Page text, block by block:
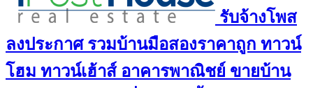
รับจ้างโพส
ลงประกาศ รวมบ้านมือสองราคาถูก ทาวน์
โฮม ทาวน์เฮ้าส์ อาคารพาณิชย์ ขายบ้าน